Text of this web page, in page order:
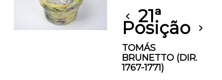
chevron_left 21ª
Posição chevron_right
TOMÁS
BRUNETTO (DIR.
1767-1771)